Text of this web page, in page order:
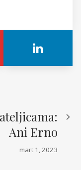
Ani Erno
mart 1, 2023